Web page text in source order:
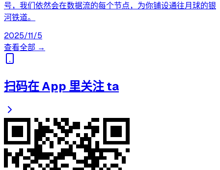
号，我们依然会在数据流的每个节点，为你铺设通往月球的银
河铁道。
2025/11/5
查看全部 →
扫码在 App 里关注 ta